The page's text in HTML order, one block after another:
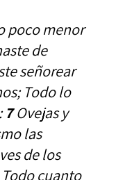
poco menor
de
señorear
Todo lo
7Ovejas y
las
de los
cuanto